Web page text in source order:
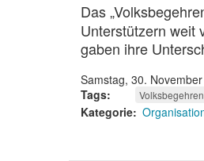
Das
Unterstützern weit
gaben ihre
Samstag, 30.
Tags
Volksbegehren
Kategorie